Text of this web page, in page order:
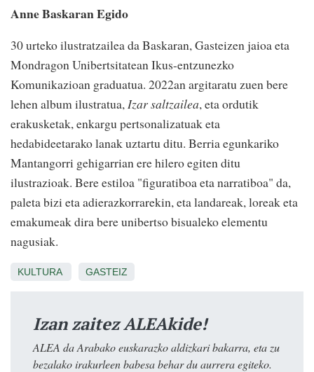
Anne Baskaran Egido
30 urteko ilustratzailea da Baskaran, Gasteizen jaioa eta
Mondragon Unibertsitatean Ikus-entzunezko
Komunikazioan graduatua. 2022an argitaratu zuen bere
lehen album ilustratua,Izar saltzailea, eta ordutik
erakusketak, enkargu pertsonalizatuak eta
hedabideetarako lanak uztartu ditu. Berria egunkariko
Mantangorri gehigarrian ere hilero egiten ditu
ilustrazioak. Bere estiloa "figuratiboa eta narratiboa" da,
paleta bizi eta adierazkorrarekin, eta landareak, loreak eta
emakumeak dira bere unibertso bisualeko elementu
nagusiak.
KULTURA GASTEIZ
Izan zaitez ALEAkide!
ALEA da Arabako euskarazko aldizkari bakarra, eta zu
bezalako irakurleen babesa behar du aurrera egiteko.